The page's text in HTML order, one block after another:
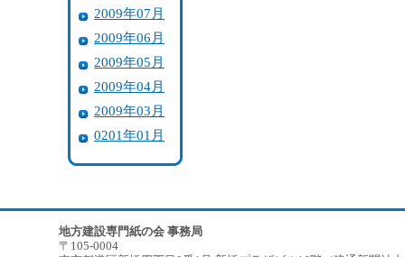
2009年07月
2009年06月
2009年05月
2009年04月
2009年03月
0201年01月
地方建設専門紙の会 事務局
〒105-0004